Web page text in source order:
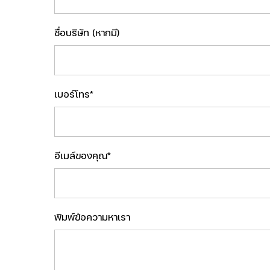
ชื่อบริษัท (หากมี)
เบอร์โทร*
อีเมล์ของคุณ*
พิมพ์ข้อความหาเรา